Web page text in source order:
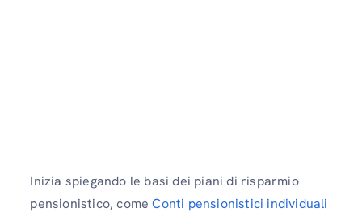
Inizia spiegando le basi dei piani di risparmio
pensionistico, comeConti pensionistici individuali